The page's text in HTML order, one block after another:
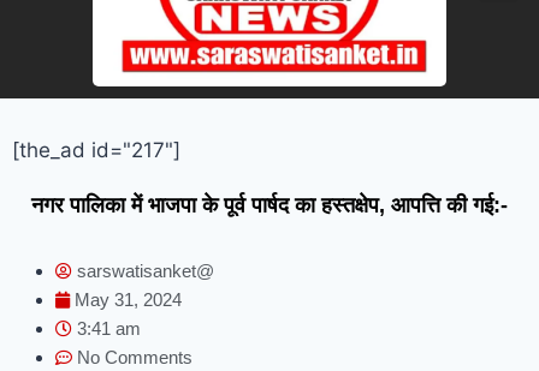
[the_ad id="217"]
नगर पालिका में भाजपा के पूर्व पार्षद का हस्तक्षेप, आपत्ति की गई:-
sarswatisanket@
May 31, 2024
3:41 am
No Comments